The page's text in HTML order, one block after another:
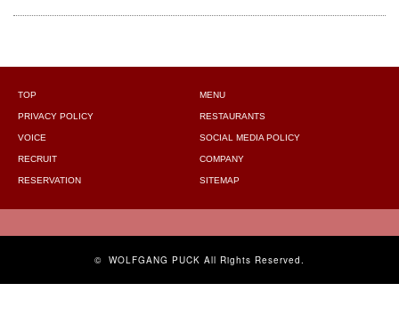
TOP
PRIVACY POLICY
VOICE
MENU
RESTAURANTS
SOCIAL MEDIA POLICY
RECRUIT
RESERVATION
COMPANY
SITEMAP
© WOLFGANG PUCK All Rights Reserved.